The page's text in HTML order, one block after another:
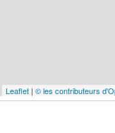
Leaflet | © les contributeurs